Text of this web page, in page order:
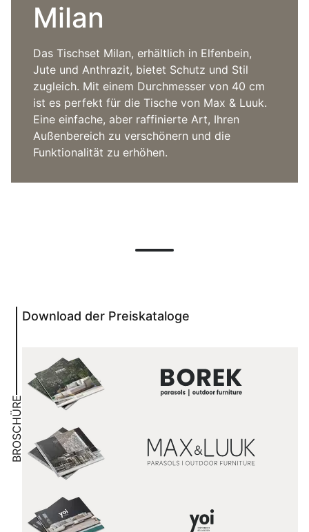
Milan
Das Tischset Milan, erhältlich in Elfenbein,
Jute und Anthrazit, bietet Schutz und Stil
zugleich. Mit einem Durchmesser von 40 cm
ist es perfekt für die Tische von Max & Luuk.
Eine einfache, aber raffinierte Art, Ihren
Außenbereich zu verschönern und die
Funktionalität zu erhöhen.
BROSCHÜRE
Download der Preiskataloge